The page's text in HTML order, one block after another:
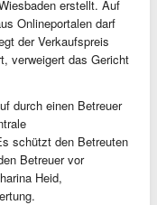
erstellt. Auf
Onlineportalen darf
der Verkaufspreis
verweigert das Gericht
durch einen Betreuer
schützt den Betreuten
Betreuer vor
Heid,